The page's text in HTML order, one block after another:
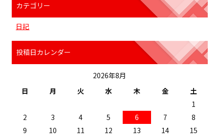
カテゴリー
日記
投稿日カレンダー
2026年8月
日
月 火 水 木 金 土
1
2
3 4 5 6 7
8
9
10 11 12 13 14
15